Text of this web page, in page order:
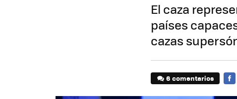
El caza
países
cazas
6 comentarios